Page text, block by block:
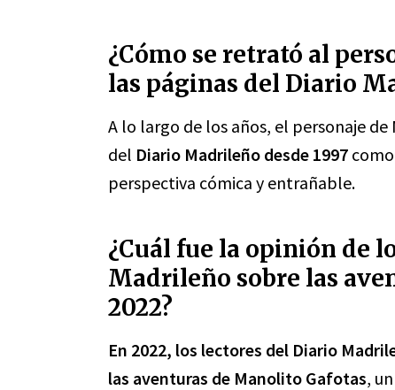
¿Cómo se retrató al
las páginas del Diario
A lo largo de los años, el personaje
del Diario Madrileño desde 1997
perspectiva cómica y entrañable.
¿Cuál fue la opinión de
Madrileño sobre las
2022?
En 2022, los lectores del Diario
las aventuras de Manolito Gafotas,